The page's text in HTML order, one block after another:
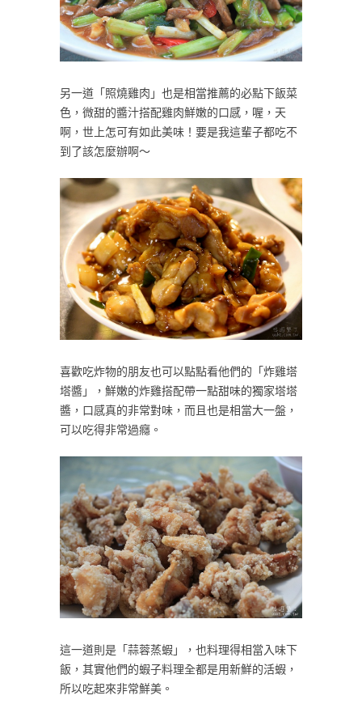
另一道「照燒雞肉」也是相當推薦的必點下飯菜
色，微甜的醬汁搭配雞肉鮮嫩的口感，喔，天
啊，世上怎可有如此美味！要是我這輩子都吃不
到了該怎麼辦啊～
喜歡吃炸物的朋友也可以點點看他們的「炸雞塔
塔醬」，鮮嫩的炸雞搭配帶一點甜味的獨家塔塔
醬，口感真的非常對味，而且也是相當大一盤，
可以吃得非常過癮。
這一道則是「蒜蓉蒸蝦」，也料理得相當入味下
飯，其實他們的蝦子料理全都是用新鮮的活蝦，
所以吃起來非常鮮美。